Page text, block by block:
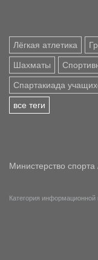
обыграл
Лёгкая атлетика
Шахматы
Спартакиада
все теги
Министерство спорта
Категория информационной